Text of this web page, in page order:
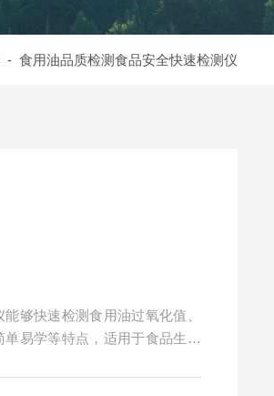
- 食用油品质检测食品安全快速检测仪
够快速检测食用油过氧化值、
易学等特点，适用于食品生产